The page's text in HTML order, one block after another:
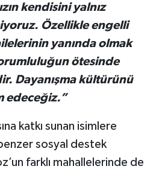
kendisini yalnız
Özellikle engelli
yanında olmak
ötesinde
Dayanışma kültürünü
edeceğiz.”
katkı sunan isimlere
sosyal destek
farklı mahallelerinde de